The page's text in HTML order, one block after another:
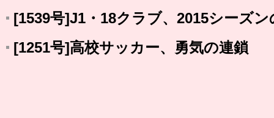
[1539号]J1・18クラブ、2015シーズン
[1251号]高校サッカー、勇気の連鎖